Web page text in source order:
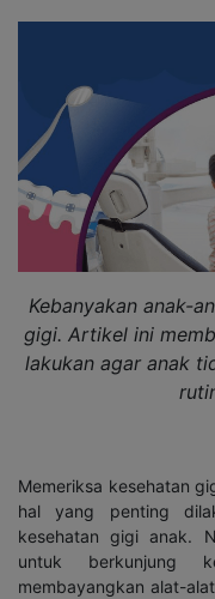
Kebanyakan anak-
gigi. Artikel ini
lakukan agar anak
Memeriksa kesehatan
hal yang penting
kesehatan gigi anak.
untuk berkunjung
membayangkan alat-